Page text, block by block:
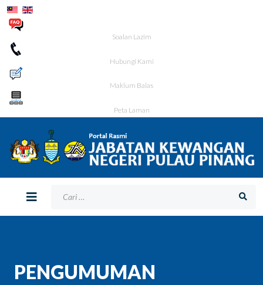
Soalan Lazim
Hubungi Kami
Maklum Balas
Peta Laman
PENGUMUMAN